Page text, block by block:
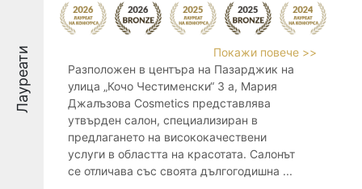
Лауреати
Покажи повече >>
Разположен в центъра на Пазарджик на
улица „Кочо Честименски“ 3 а, Мария
Джалъзова Cosmetics представлява
утвърден салон, специализиран в
предлагането на висококачествени
услуги в областта на красотата. Салонът
се отличава със своята дългогодишна ...